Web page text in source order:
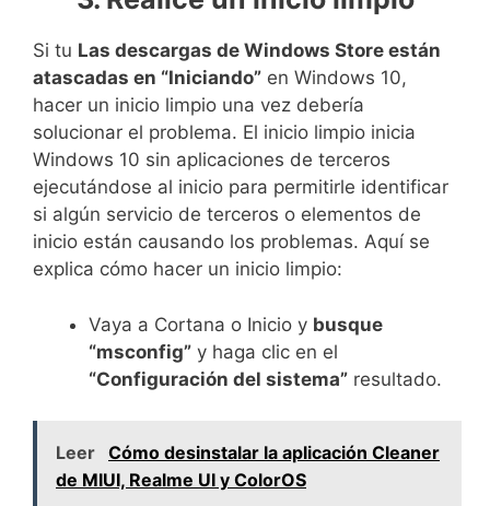
Si tu Las descargas de Windows Store están
atascadas en “Iniciando” en Windows 10,
hacer un inicio limpio una vez debería
solucionar el problema. El inicio limpio inicia
Windows 10 sin aplicaciones de terceros
ejecutándose al inicio para permitirle identificar
si algún servicio de terceros o elementos de
inicio están causando los problemas. Aquí se
explica cómo hacer un inicio limpio:
Vaya a Cortana o Inicio y busque
“msconfig” y haga clic en el
“Configuración del sistema” resultado.
Leer Cómo desinstalar la aplicación Cleaner
de MIUI, Realme UI y ColorOS